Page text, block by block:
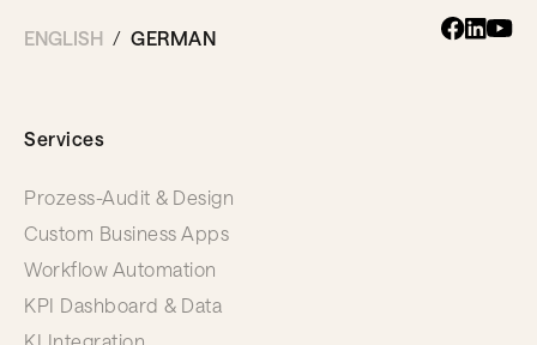
ENGLISH GERMAN
Services
Prozess-Audit & Design
Custom Business Apps
Workflow Automation
KPI Dashboard & Data